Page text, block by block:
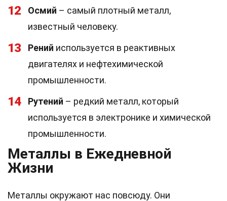
12 Осмий – самый плотный металл,
известный человеку.
13 Рений используется в реактивных
двигателях и нефтехимической
промышленности.
14 Рутений – редкий металл, который
используется в электронике и химической
промышленности.
Металлы в Ежедневной
Жизни
Металлы окружают нас повсюду. Они